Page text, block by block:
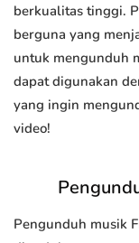
berkualitas tinggi.
berguna yang
untuk mengunduh
dapat digunakan
yang ingin
video!
Pengunduh musik